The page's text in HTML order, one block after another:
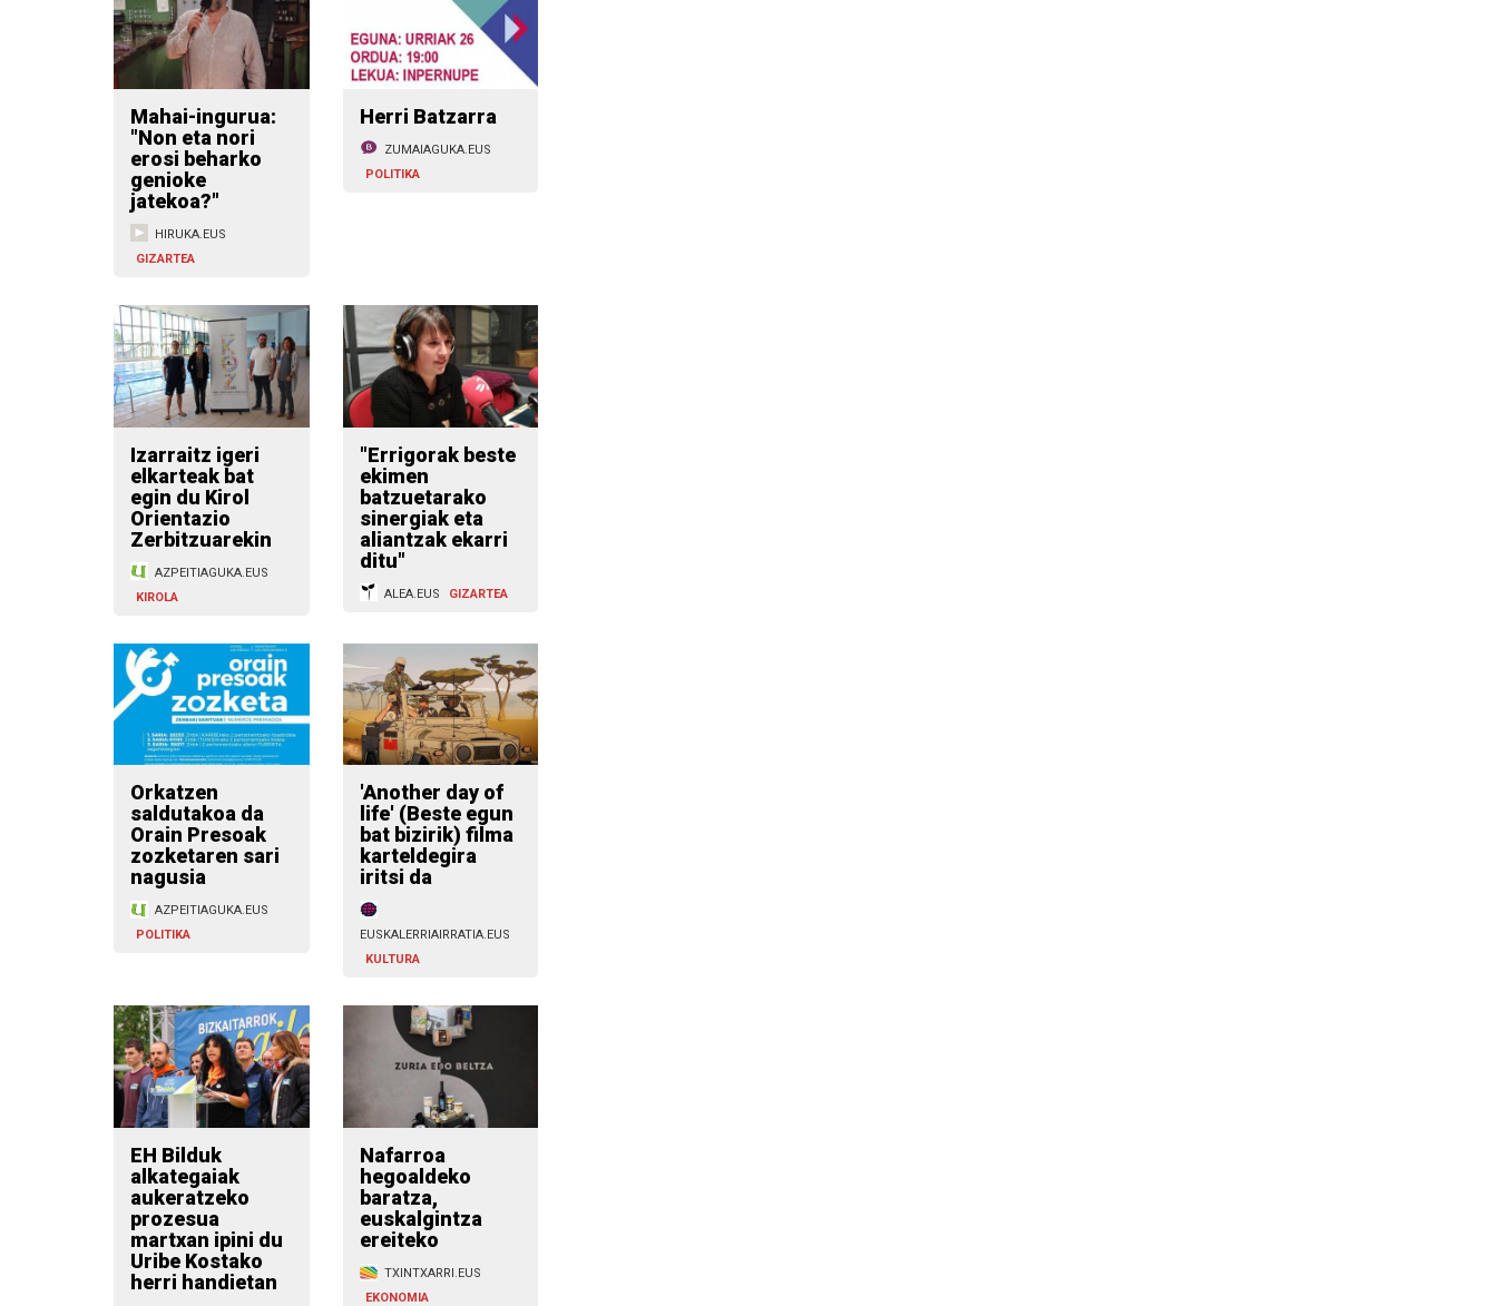
Mahai-ingurua:
"Non eta nori
erosi beharko
genioke
jatekoa?"
HIRUKA.EUS
GIZARTEA
Herri Batzarra
ZUMAIAGUKA.EUS
POLITIKA
Izarraitz igeri
elkarteak bat
egin du Kirol
Orientazio
Zerbitzuarekin
AZPEITIAGUKA.EUS
KIROLA
"Errigorak beste
ekimen
batzuetarako
sinergiak eta
aliantzak ekarri
ditu"
ALEA.EUS GIZARTEA
Orkatzen
saldutakoa da
Orain Presoak
zozketaren sari
nagusia
AZPEITIAGUKA.EUS
POLITIKA
'Another day of
life' (Beste egun
bat bizirik) filma
karteldegira
iritsi da
EUSKALERRIAIRRATIA.EUS
KULTURA
EH Bilduk
alkategaiak
aukeratzeko
prozesua
martxan ipini du
Uribe Kostako
herri handietan
Nafarroa
hegoaldeko
baratza,
euskalgintza
ereiteko
TXINTXARRI.EUS
EKONOMIA